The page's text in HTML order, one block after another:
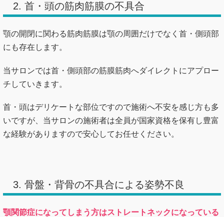
2. 首・頭の筋肉筋膜の不具合
顎の開閉に関わる筋肉筋膜は顎の周囲だけでなく首・側頭部
にも存在します。
当サロンでは首・側頭部の筋膜筋肉へダイレクトにアプロー
チしていきます。
首・頭はデリケートな部位ですので施術へ不安を感じ方も多
いですが、当サロンの施術者は全員が国家資格を保有し豊富
な経験がありますので安心してお任せください。
3. 骨盤・背骨の不具合による姿勢不良
顎関節症になってしまう方はストレートネックになっている